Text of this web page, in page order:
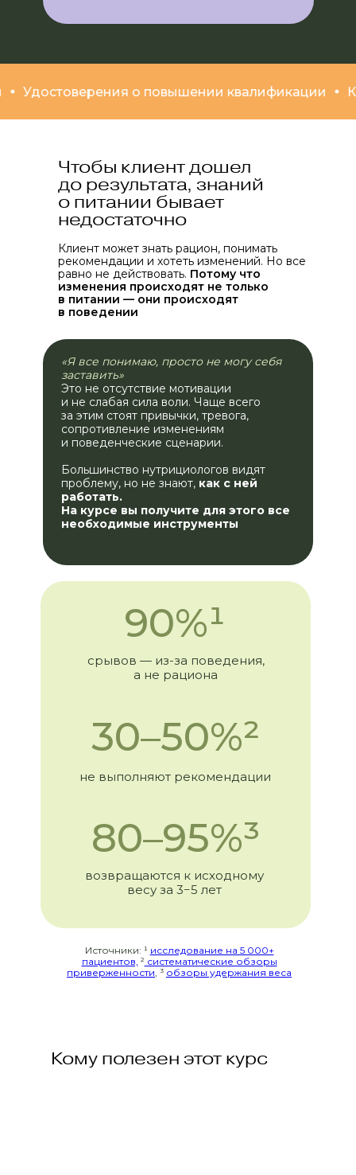
о повышении квалификации Коучи
Чтобы клиент дошел
до результата, знаний
о питании бывает
недостаточно
«Я все понимаю, просто не могу себя
заставить»
Это не отсутствие мотивации
и не слабая сила воли. Чаще всего
за этим стоят привычки, тревога,
сопротивление изменениям
и поведенческие сценарии.
Большинство нутрициологов видят
проблему, но не знают, как с ней
работать.
На курсе вы получите для этого все
необходимые инструменты
Клиент может знать рацион, понимать
рекомендации и хотеть изменений. Но все
равно не действовать. Потому что
изменения происходят не только
в питании — они происходят
в поведении
80–95%³
30–50%²
90%¹
возвращаются к исходному
весу за 3−5 лет
не выполняют рекомендации
срывов — из-за поведения,
а не рациона
Источники: ¹ исследование на 5 000+
пациентов, ² систематические обзоры
приверженности, ³ обзоры удержания веса
Кому полезен этот курс